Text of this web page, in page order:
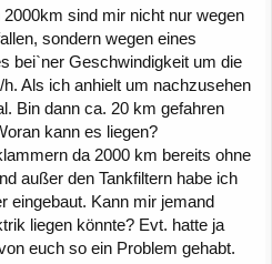
sind mir nicht nur wegen
sondern wegen eines
bei`ner Geschwindigkeit um die
Als ich anhielt um nachzusehen
Bin dann ca. 20 km gefahren
kann es liegen?
da 2000 km bereits ohne
außer den Tankfiltern habe ich
eingebaut. Kann mir jemand
liegen könnte? Evt. hatte ja
euch so ein Problem gehabt.